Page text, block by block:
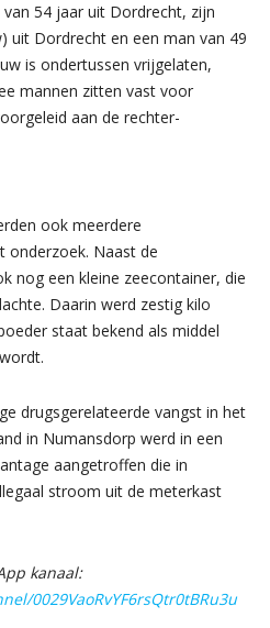
54 jaar uit Dordrecht, zijn
uit Dordrecht en een man van 49
is ondertussen vrijgelaten,
mannen zitten vast voor
aan de rechter-
ook meerdere
onderzoek. Naast de
nog een kleine zeecontainer, die
Daarin werd zestig kilo
staat bekend als middel
drugsgerelateerde vangst in het
in Numansdorp werd in een
aangetroffen die in
stroom uit de meterkast
kanaal:
0029VaoRvYF6rsQtr0tBRu3u